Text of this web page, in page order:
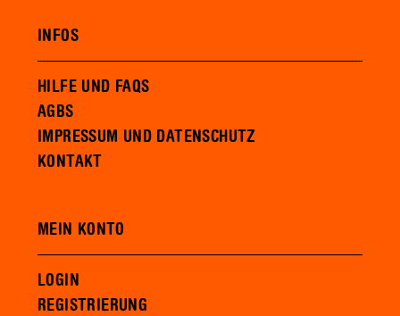
INFOS
HILFE UND FAQS
AGBS
IMPRESSUM UND DATENSCHUTZ
KONTAKT
MEIN KONTO
LOGIN
REGISTRIERUNG